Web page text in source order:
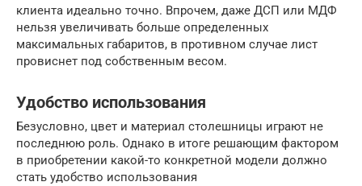
клиента идеально точно. Впрочем, даже ДСП или МДФ
нельзя увеличивать больше определенных
максимальных габаритов, в противном случае лист
провиснет под собственным весом.
Удобство использования
Безусловно, цвет и материал столешницы играют не
последнюю роль. Однако в итоге решающим фактором
в приобретении какой-то конкретной модели должно
стать удобство использования